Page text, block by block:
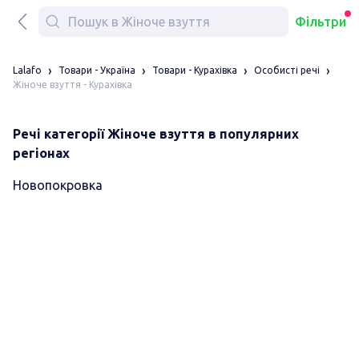
Фільтри
Lalafo Товари - Україна Товари - Курахівка
Особисті речі
Жіноче взуття - Курахівка
Речі категорії Жіноче взуття в популярних
регіонах
Новопокровка